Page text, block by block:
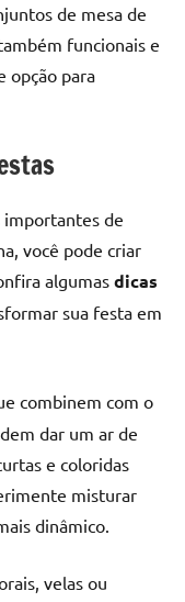
de mesa de
funcionais e
opção para
importantes de
você pode criar
algumas dicas
sua festa em
combinem com o
dar um ar de
e coloridas
misturar
dinâmico.
velas ou